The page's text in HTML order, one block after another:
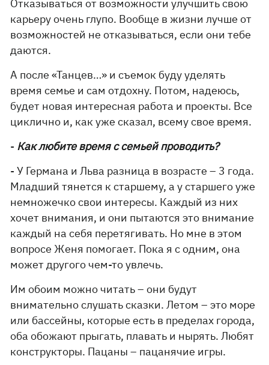
Отказываться от возможности улучшить свою
карьеру очень глупо. Вообще в жизни лучше от
возможностей не отказываться, если они тебе
даются.
А после «Танцев…» и съемок буду уделять
время семье и сам отдохну. Потом, надеюсь,
будет новая интересная работа и проекты. Все
циклично и, как уже сказал, всему свое время.
- Как любите время с семьей проводить?
- У Германа и Льва разница в возрасте – 3 года.
Младший тянется к старшему, а у старшего уже
немножечко свои интересы. Каждый из них
хочет внимания, и они пытаются это внимание
каждый на себя перетягивать. Но мне в этом
вопросе Женя помогает. Пока я с одним, она
может другого чем-то увлечь.
Им обоим можно читать – они будут
внимательно слушать сказки. Летом – это море
или бассейны, которые есть в пределах города,
оба обожают прыгать, плавать и нырять. Любят
конструкторы. Пацаны – пацанячие игры.